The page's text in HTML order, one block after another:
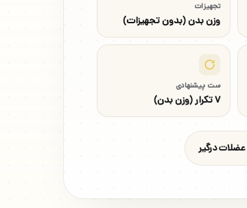
تجهیزات
وزن بدن (بدون تجهیزات)
ست پیشنهادی
۷ تکرار (وزن بدن)
عضلات درگیر